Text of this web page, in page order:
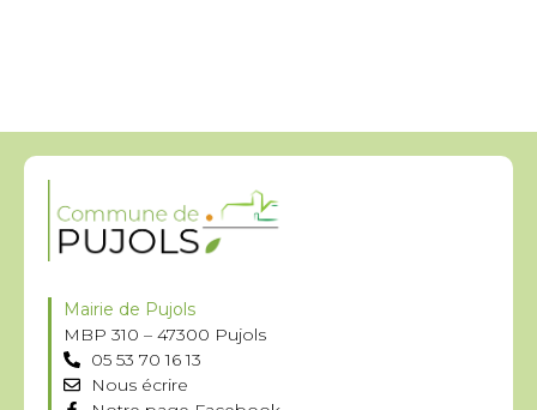
Mairie de Pujols
MBP 310 – 47300 Pujols
05 53 70 16 13
Nous écrire